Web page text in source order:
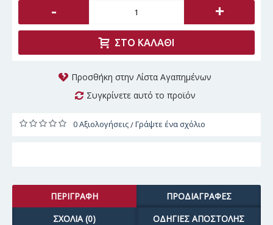
- +
ΣΤΟ ΚΑΛΆΘΙ
Προσθήκη στην Λίστα Αγαπημένων
Συγκρίνετε αυτό το προϊόν
0 Αξιολογήσεις/Γράψτε ένα σχόλιο
ΠΕΡΙΓΡΑΦΉ
ΠΡΟΔΙΑΓΡΑΦΈΣ
ΣΧΌΛΙΑ (0)
ΟΔΗΓΊΕΣ ΑΠΟΣΤΟΛΉΣ